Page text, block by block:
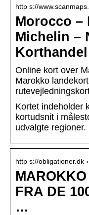
http s://
Morocco –
Michelin –
Korthandel
Online kort over
Marokko
Kortet indeholder
kortudsnit i
udvalgte regioner.
http s://obligationer.dk
FRA DE
…